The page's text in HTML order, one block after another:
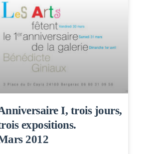
I, trois jours,
expositions.
2012